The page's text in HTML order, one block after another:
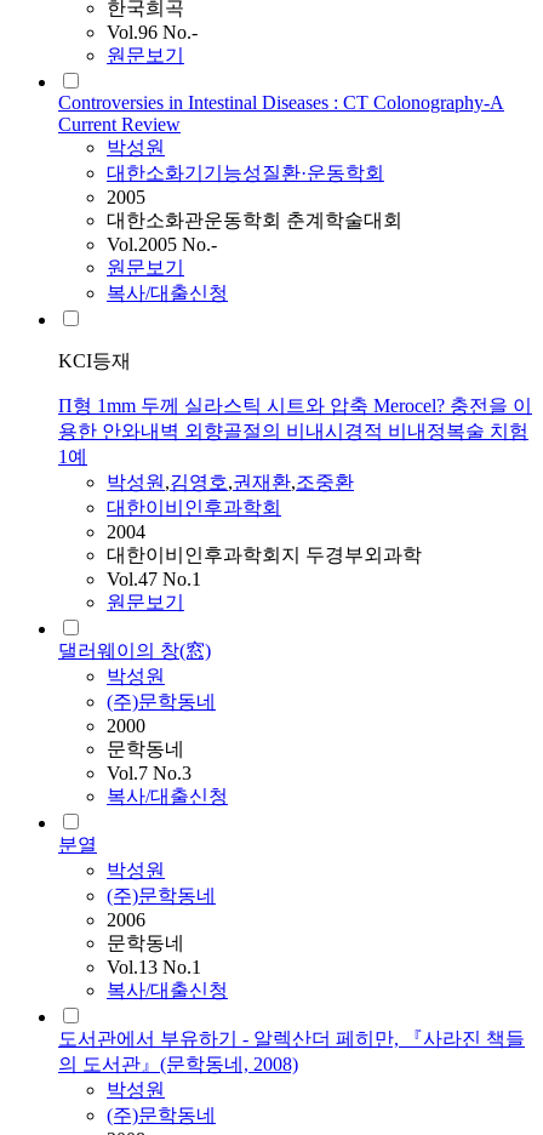
한국희곡
Vol.96 No.-
원문보기
Controversies in Intestinal Diseases : CT Colonography-A
Current Review
박성원
대한소화기기능성질환·운동학회
2005
대한소화관운동학회 춘계학술대회
Vol.2005 No.-
원문보기
복사/대출신청
KCI등재
Π형 1mm 두께 실라스틱 시트와 압축 Merocel? 충전을 이
용한 안와내벽 외향골절의 비내시경적 비내정복술 치험
1예
박성원,김영호,권재환,조중환
대한이비인후과학회
2004
대한이비인후과학회지 두경부외과학
Vol.47 No.1
원문보기
댈러웨이의 창(窓)
박성원
(주)문학동네
2000
문학동네
Vol.7 No.3
복사/대출신청
분열
박성원
(주)문학동네
2006
문학동네
Vol.13 No.1
복사/대출신청
도서관에서 부유하기 - 알렉산더 페히만, 『사라진 책들
의 도서관』(문학동네, 2008)
박성원
(주)문학동네